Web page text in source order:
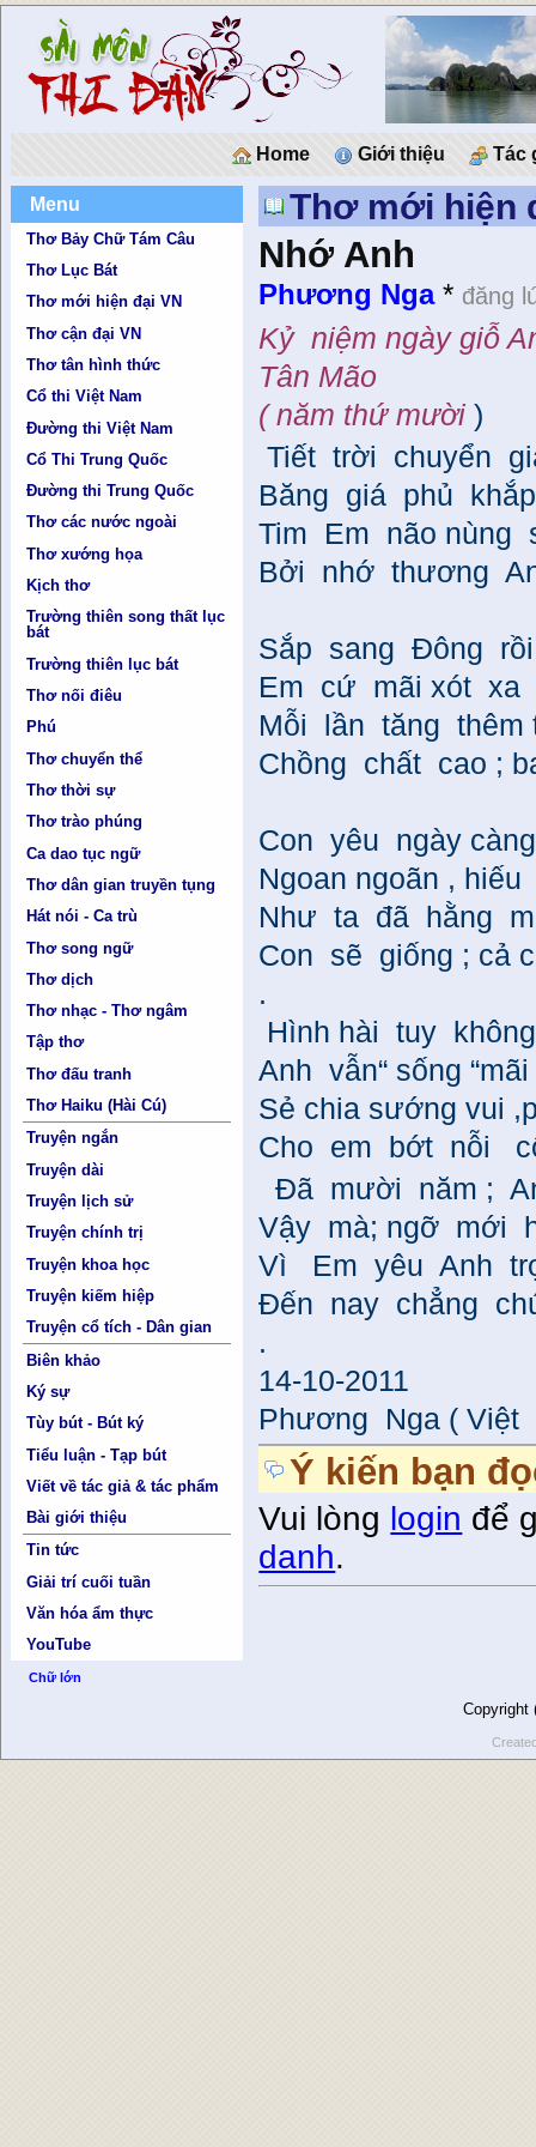
Home Giới thiệu Tác
Menu
Thơ Bảy Chữ Tám Câu
Thơ Lục Bát
Thơ mới hiện đại VN
Thơ cận đại VN
Thơ tân hình thức
Cổ thi Việt Nam
Đường thi Việt Nam
Cổ Thi Trung Quốc
Đường thi Trung Quốc
Thơ các nước ngoài
Thơ xướng họa
Kịch thơ
Trường thiên song thất lục
bát
Trường thiên lục bát
Thơ nối điêu
Phú
Thơ chuyển thể
Thơ thời sự
Thơ trào phúng
Ca dao tục ngữ
Thơ dân gian truyền tụng
Hát nói - Ca trù
Thơ song ngữ
Thơ dịch
Thơ nhạc - Thơ ngâm
Tập thơ
Thơ đấu tranh
Thơ Haiku (Hài Cú)
Truyện ngắn
Truyện dài
Truyện lịch sử
Truyện chính trị
Truyện khoa học
Truyện kiếm hiệp
Truyện cổ tích - Dân gian
Biên khảo
Ký sự
Tùy bút - Bút ký
Tiểu luận - Tạp bút
Viết về tác giả & tác phẩm
Bài giới thiệu
Tin tức
Giải trí cuối tuần
Văn hóa ẩm thực
YouTube
Chữ lớn
Thơ mới hiện
Nhớ Anh
Phương Nga* đăng
Kỷ niệm ngày giỗ
Tân Mão
( năm thứ mười)
Tiết trời chuyển
Băng giá phủ
Tim Em não nùng
Bởi nhớ thương
Sắp sang Đông
Em cứ mãi xót xa
Mỗi lần tăng thêm
Chồng chất cao ;
Con yêu ngày
Ngoan ngoãn ,
Như ta đã hằng
Con sẽ giống ; cả
.
Hình hài tuy
Anh vẫn“ sống
Sẻ chia sướng vui
Cho em bớt nỗi
Đã mười năm ;
Vậy mà; ngỡ mới
Vì Em yêu Anh
Đến nay chẳng
.
14-10-2011
Phương Nga ( Việt
Ý kiến bạn
Vui lòng login để
danh.
Copyright